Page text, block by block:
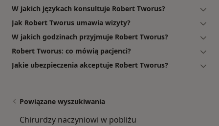
W jakich językach konsultuje Robert Tworus?
Jak Robert Tworus umawia wizyty?
W jakich godzinach przyjmuje Robert Tworus?
Robert Tworus: co mówią pacjenci?
Jakie ubezpieczenia akceptuje Robert Tworus?
Powiązane wyszukiwania
Chirurdzy naczyniowi w pobliżu